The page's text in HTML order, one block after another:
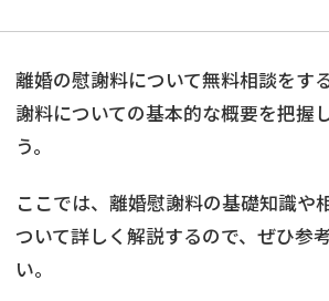
離婚の慰謝料について無料相談をす
謝料についての基本的な概要を把握
う。
ここでは、離婚慰謝料の基礎知識や
ついて詳しく解説するので、ぜひ参
い。